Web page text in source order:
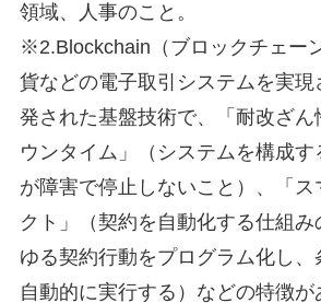
領域、人事のこと。
※2.Blockchain（ブロックチェー
貨などの電子取引システムを実現
発された基盤技術で、「耐改ざ
ウンタイム」（システムを構成
が障害で停止しないこと）、「ス
クト」（契約を自動化する仕組み
ゆる契約行動をプログラム化し
自動的に実行する）などの特徴が